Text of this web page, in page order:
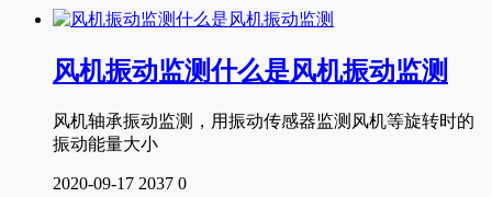
风机振动监测什么是风机振动监测
风机轴承振动监测，用振动传感器监测风机等旋转时的
振动能量大小
2020-09-17 2037 0